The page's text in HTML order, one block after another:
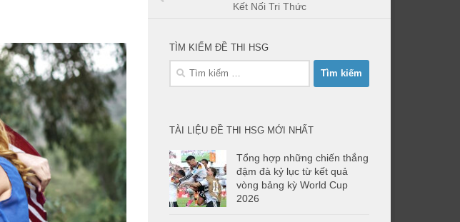
Kết Nối Tri Thức
TÌM KIẾM ĐỀ THI HSG
Tìm
TÀI LIỆU ĐỀ THI HSG MỚI NHẤT
Tổng hợp những chiến thắng
đậm đà kỷ lục từ kết quả
vòng bảng kỳ World Cup
2026